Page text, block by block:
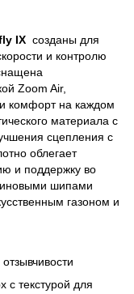
IX созданы для
и контролю
Zoom Air,
комфорт на каждом
материала с
сцепления с
облегает
и поддержку во
шипами
газоном и
с текстурой для